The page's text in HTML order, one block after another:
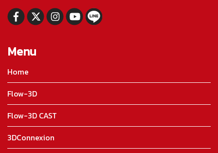
Menu
Home
Flow-3D
Flow-3D CAST
3DConnexion